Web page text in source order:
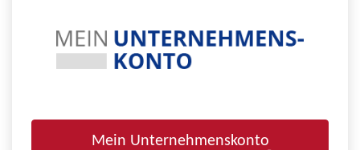
Mein Unternehmenskonto